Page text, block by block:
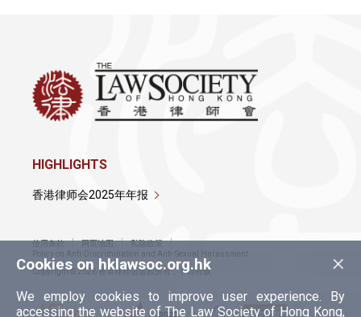
×
Cookies on hklawsoc.org.hk
We employ cookies to improve user experience. By
accessing the website of The Law Society of Hong Kong,
HIGHLIGHTS
香港律师会2025年年报
使用条款 网页地图
私隐政策
Policy on Anti-Discrimination and Anti-Sexual Harassment
Copyright © 2026 香港律师会版权所有，不得转载